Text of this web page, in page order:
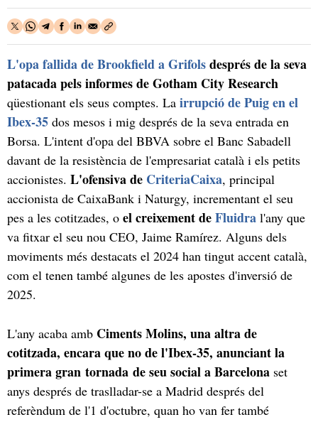
L'opa fallida de Brookfield a Grifolsdesprés de la seva
patacada pels informes de Gotham City Research
qüestionant els seus comptes. La irrupció de Puig en el
Ibex-35 dos mesos i mig després de la seva entrada en
Borsa. L'intent d'opa del BBVA sobre el Banc Sabadell
davant de la resistència de l'empresariat català i els petits
accionistes. L'ofensiva de CriteriaCaixa, principal
accionista de CaixaBank i Naturgy, incrementant el seu
pes a les cotitzades, o el creixement deFluidra l'any que
va fitxar el seu nou CEO, Jaime Ramírez. Alguns dels
moviments més destacats el 2024 han tingut accent català,
com el tenen també algunes de les apostes d'inversió de
2025.
L'any acaba amb Ciments Molins, una altra de
cotitzada, encara que no de l'Ibex-35, anunciant la
primera gran tornada de seu social a Barcelona set
anys després de traslladar-se a Madrid després del
referèndum de l'1 d'octubre, quan ho van fer també